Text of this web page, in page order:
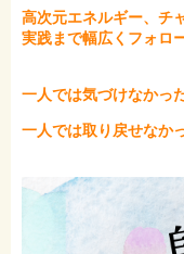
高次元エネルギー、チ
実践まで幅広くフォロ
一人では気づけなかっ
一人では取り戻せなか